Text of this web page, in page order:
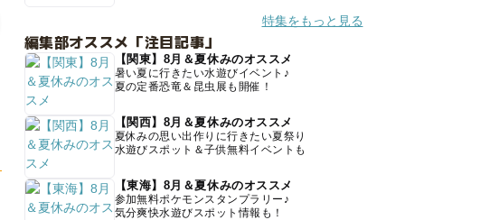
特集をもっと見る
編集部オススメ「注目記事」
【関東】8月＆夏休みのオススメ
暑い夏に行きたい水遊びイベント♪
夏の定番恐竜＆昆虫展も開催！
【関西】8月＆夏休みのオススメ
夏休みの思い出作りに行きたい夏祭り
水遊びスポット＆子供無料イベントも
【東海】8月＆夏休みのオススメ
参加無料ポケモンスタンプラリー♪
気分爽快水遊びスポット情報も！